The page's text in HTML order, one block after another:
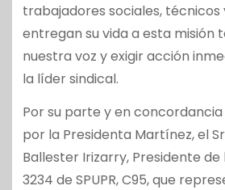
trabajadores sociales, técnicos
entregan su vida a esta misión
nuestra voz y exigir acción
la líder sindical.
Por su parte y en
por la Presidenta Martínez, el
Ballester Irizarry, Presidente de
3234 de SPUPR, C95, que